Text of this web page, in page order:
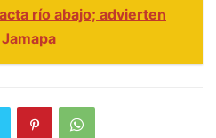
río abajo; advierten